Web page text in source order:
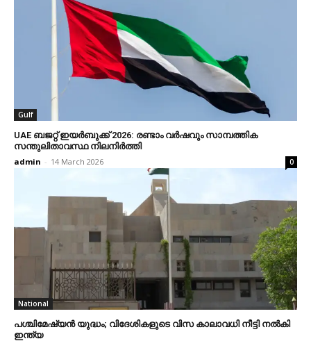
Gulf
UAE ബജറ്റ് ഇയര്‍ബുക്ക് 2026: രണ്ടാം വര്‍ഷവും സാമ്പത്തിക
സന്തുലിതാവസ്ഥ നിലനിര്‍ത്തി
admin - 14 March 2026 0
National
പശ്ചിമേഷ്യന്‍ യുദ്ധം; വിദേശികളുടെ വിസ കാലാവധി നീട്ടി നല്‍കി
ഇന്ത്യ